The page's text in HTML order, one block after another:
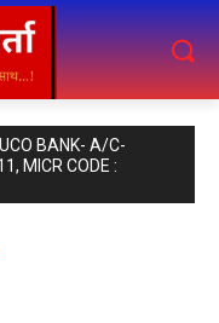
BANK- A/C-
MICR CODE :